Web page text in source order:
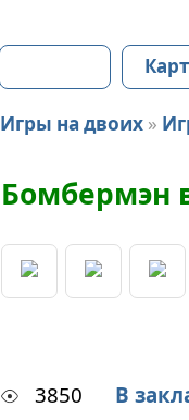
Игры на двоих »
Бомбермэн
3850 В